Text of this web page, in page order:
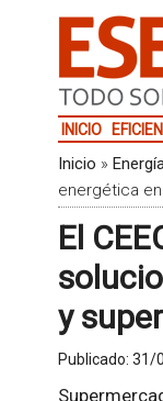
INICIO
Inicio »
energética
El
y
Publicado: 31/